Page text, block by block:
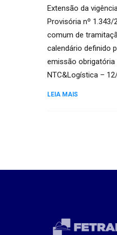
Extensão da
Provisória nº 1.343/
comum de
calendário definido
emissão obrigatória
NTC&Logística –
LEIA MAIS